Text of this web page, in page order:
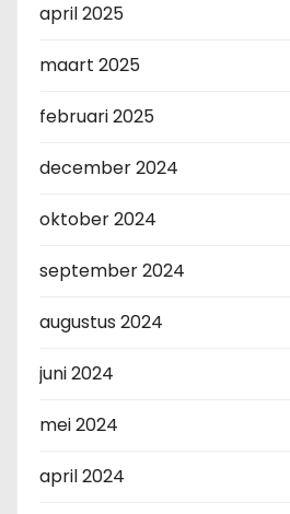
april 2025
maart 2025
februari 2025
december 2024
oktober 2024
september 2024
augustus 2024
juni 2024
mei 2024
april 2024